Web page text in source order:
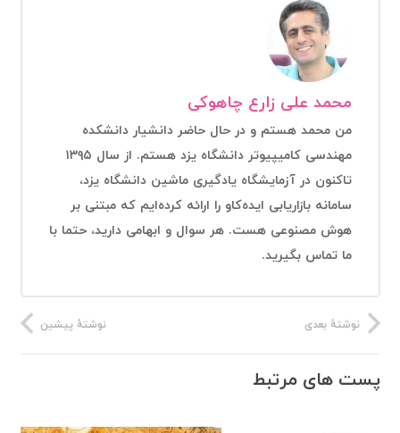
محمد علی زارع چاهوکی
من محمد هستم و در حال حاضر دانشیار دانشکده
مهندسی کامیپیوتر دانشگاه یزد هستم. از سال ۱۳۹۵
تاکنون در آزمایشگاه یادگیری ماشین دانشگاه یزد،
سامانه بازاریابی ایده‌کاو را ارائه کرده‌ایم که مبتنی بر
هوش مصنوعی هست. هر سوال و ابهامی دارید، حتما با
ما تماس بگیرید.
نوشتهٔ پیشین نوشتهٔ بعدی
پست های مرتبط